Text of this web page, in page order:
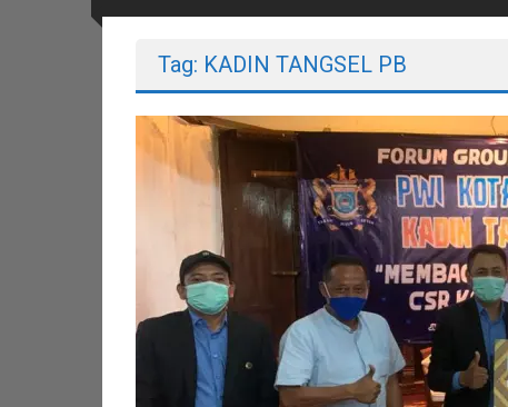
Tag: KADIN TANGSEL PB